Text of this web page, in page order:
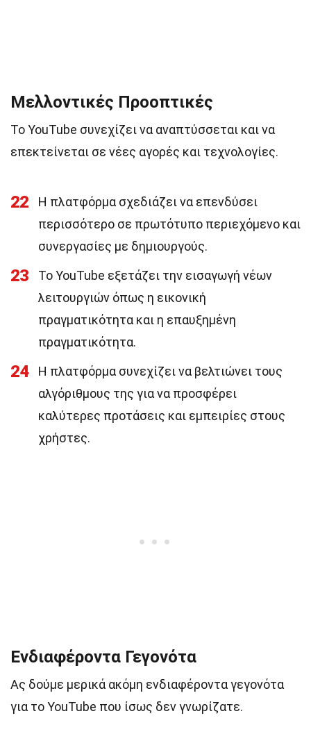
Μελλοντικές Προοπτικές
Το YouTube συνεχίζει να αναπτύσσεται και να
επεκτείνεται σε νέες αγορές και τεχνολογίες.
22
Η πλατφόρμα σχεδιάζει να επενδύσει
περισσότερο σε πρωτότυπο περιεχόμενο και
συνεργασίες με δημιουργούς.
23
Το YouTube εξετάζει την εισαγωγή νέων
λειτουργιών όπως η εικονική
πραγματικότητα και η επαυξημένη
πραγματικότητα.
24
Η πλατφόρμα συνεχίζει να βελτιώνει τους
αλγόριθμους της για να προσφέρει
καλύτερες προτάσεις και εμπειρίες στους
χρήστες.
Ενδιαφέροντα Γεγονότα
Ας δούμε μερικά ακόμη ενδιαφέροντα γεγονότα
για το YouTube που ίσως δεν γνωρίζατε.